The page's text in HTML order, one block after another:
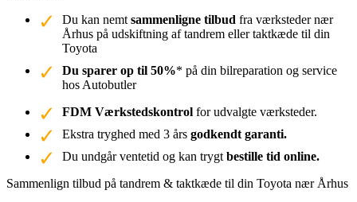
Du kan nemt sammenligne tilbud fra værksteder nær
Århus på udskiftning af tandrem eller taktkæde til din
Toyota
Du sparer op til 50%* på din bilreparation og service
hos Autobutler
FDM Værkstedskontrol for udvalgte værksteder.
Ekstra tryghed med 3 års godkendt garanti.
Du undgår ventetid og kan trygt bestille tid online.
Sammenlign tilbud på tandrem & taktkæde til din Toyota nær Århus